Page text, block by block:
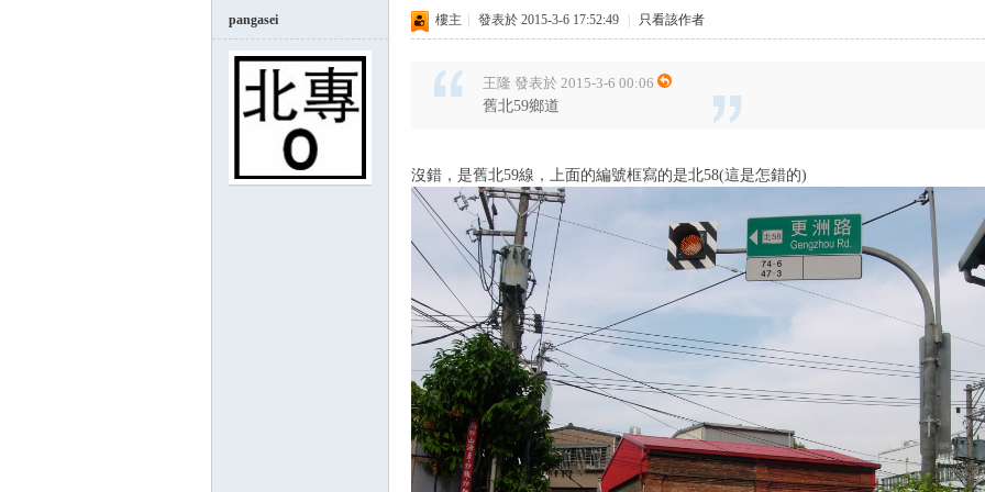
pangasei 樓主 發表於 2015-3-6 17:52:49 只看該作者
王隆 發表於 2015-3-6 00:06
舊北59鄉道
沒錯，是舊北59線，上面的編號框寫的是北58(這是怎錯的)